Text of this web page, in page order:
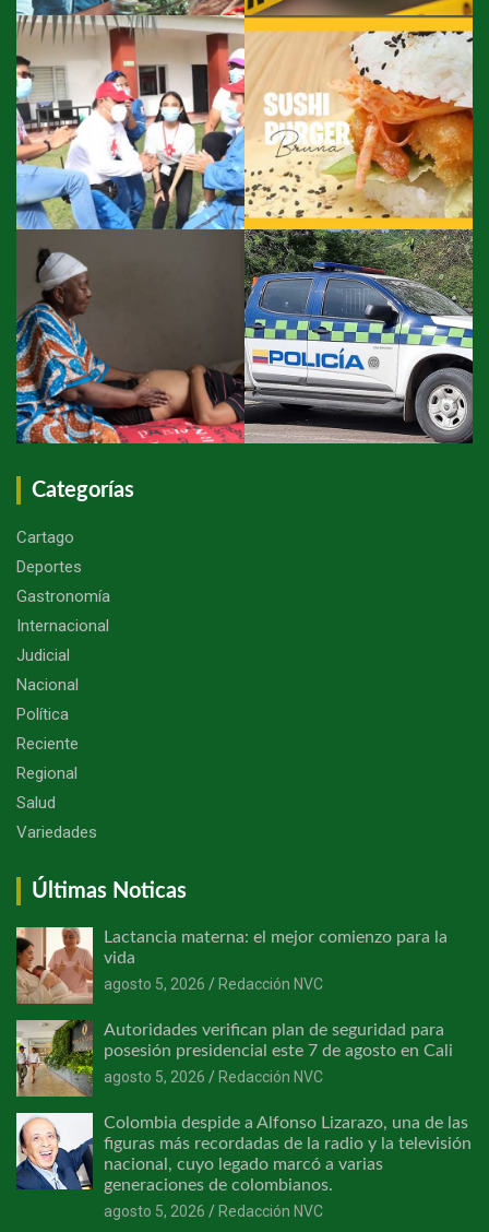
Categorías
Cartago
Deportes
Gastronomía
Internacional
Judicial
Nacional
Política
Reciente
Regional
Salud
Variedades
Últimas Noticas
Lactancia materna: el mejor comienzo para la
vida
agosto 5, 2026
Redacción NVC
Autoridades verifican plan de seguridad para
posesión presidencial este 7 de agosto en Cali
agosto 5, 2026
Redacción NVC
Colombia despide a Alfonso Lizarazo, una de las
figuras más recordadas de la radio y la televisión
nacional, cuyo legado marcó a varias
generaciones de colombianos.
agosto 5, 2026
Redacción NVC